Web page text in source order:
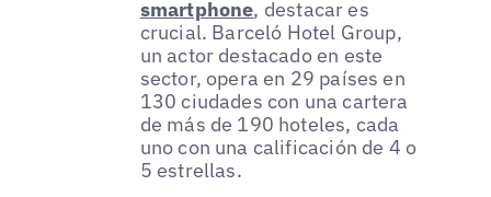
smartphone, destacar es
crucial. Barceló Hotel Group,
un actor destacado en este
sector, opera en 29 países en
130 ciudades con una cartera
de más de 190 hoteles, cada
uno con una calificación de 4 o
5 estrellas.